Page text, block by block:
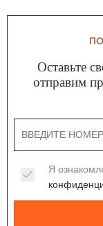
Оставьте
отправим
Я